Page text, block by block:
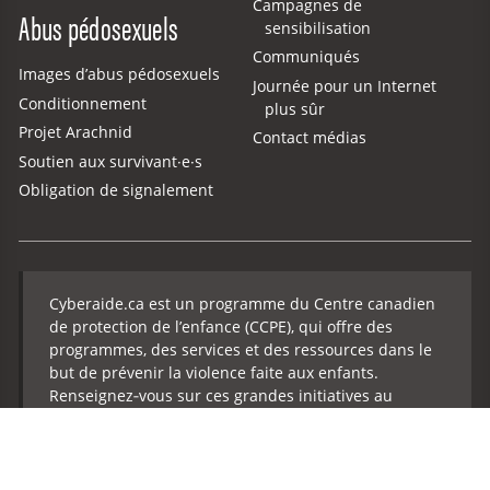
Abus pédosexuels
Images d’abus pédosexuels
Conditionnement
Projet Arachnid
Soutien aux survivant·e·s
Obligation de signalement
Campagnes de
sensibilisation
Communiqués
Journée pour un Internet
plus sûr
Contact médias
Cyberaide.ca est un programme du Centre canadien
de protection de l’enfance (CCPE), qui offre des
programmes, des services et des ressources dans le
but de prévenir la violence faite aux enfants.
Renseignez‑vous sur ces grandes initiatives au